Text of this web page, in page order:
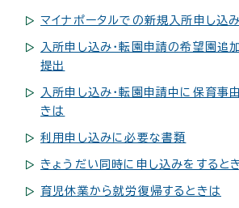
マイナポータルでの新規入所申し込
入所申し込み・転園申請の希望園追
提出
入所申し込み・転園申請中に保育事
きは
利用申し込みに必要な書類
きょうだい同時に申し込みをすると
育児休業から就労復帰するときは